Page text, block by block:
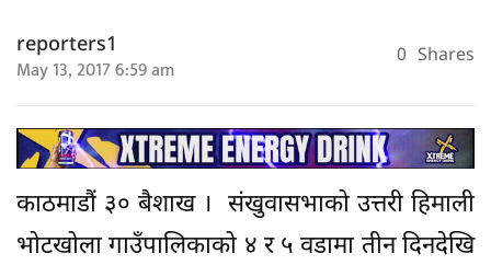
reporters1
May 13, 2017 6:59 am 0 Shares
काठमाडौं ३० बैशाख । संखुवासभाको उत्तरी हिमाली
भोटखोला गाउँपालिकाको ४ र ५ वडामा तीन दिनदेखि